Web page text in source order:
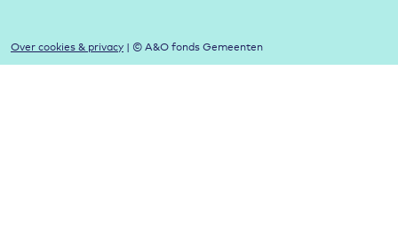
Over cookies & privacy | © A&O fonds Gemeenten